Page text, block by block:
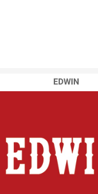
EDWIN